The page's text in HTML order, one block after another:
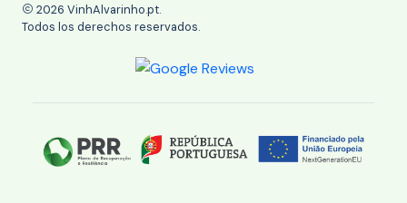
2026 VinhAlvarinho.pt.
Todos los derechos reservados.